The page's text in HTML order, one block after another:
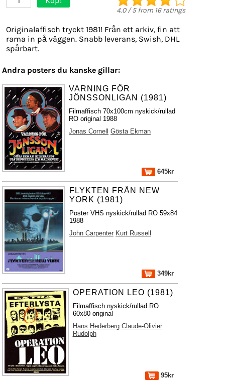
4.0/5from 16ratings
Originalaffisch tryckt 1981! Från ett arkiv, fin att
rama in på väggen. Snabb leverans, Swish, DHL
spårbart.
Andra posters du kanske gillar:
VARNING FÖR
JÖNSSONLIGAN (1981)
Filmaffisch 70x100cm nyskick/rullad
RO original 1988
Jonas Cornell
Gösta Ekman
645kr
FLYKTEN FRÅN NEW
YORK (1981)
Poster VHS nyskick/rullad RO 59x84
1988
John Carpenter Kurt Russell
349kr
OPERATION LEO (1981)
Filmaffisch nyskick/rullad RO
60x80 original
Hans Hederberg Claude-Olivier
Rudolph
95kr